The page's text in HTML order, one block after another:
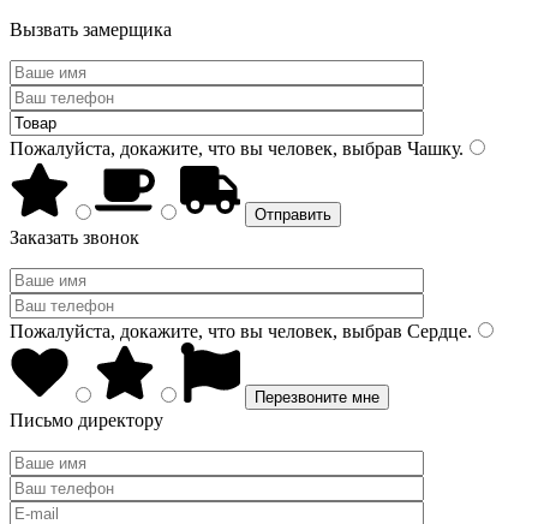
Вызвать замерщика
Пожалуйста, докажите, что вы человек, выбрав Чашку.
Заказать звонок
Пожалуйста, докажите, что вы человек, выбрав Сердце.
Письмо директору